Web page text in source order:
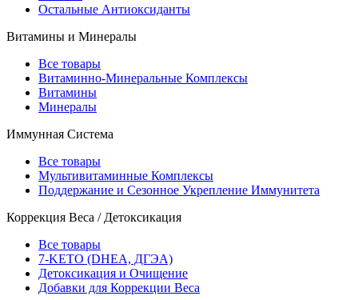
Остальные Антиоксиданты
Витамины и Минералы
Все товары
Витаминно-Минеральные Комплексы
Витамины
Минералы
Иммунная Система
Все товары
Мультивитаминные Комплексы
Поддержание и Сезонное Укрепление Иммунитета
Коррекция Веса / Детоксикация
Все товары
7-KETO (DHEA, ДГЭА)
Детоксикация и Очищение
Добавки для Коррекции Веса